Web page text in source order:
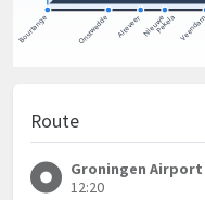
Route
Groningen Airport
12:20